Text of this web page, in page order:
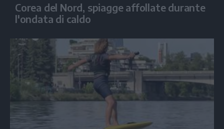
Corea del Nord, spiagge affollate durante
l'ondata di caldo